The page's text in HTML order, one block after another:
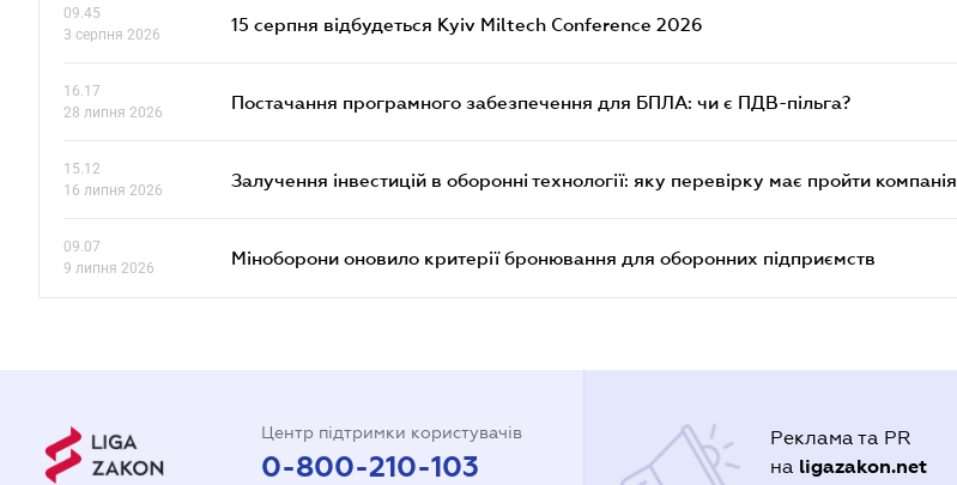
09.45
3 серпня 2026
15 серпня відбудеться Kyiv Miltech Conference 2026
16.17
28 липня 2026
Постачання програмного забезпечення для БПЛА: чи є ПДВ-пільга?
15.12
16 липня 2026
Залучення інвестицій в оборонні технології: яку перевірку має пройти компанія
09.07
9 липня 2026
Міноборони оновило критерії бронювання для оборонних підприємств
Центр підтримки користувачів
0-800-210-103
Реклама та PR
на ligazakon.net